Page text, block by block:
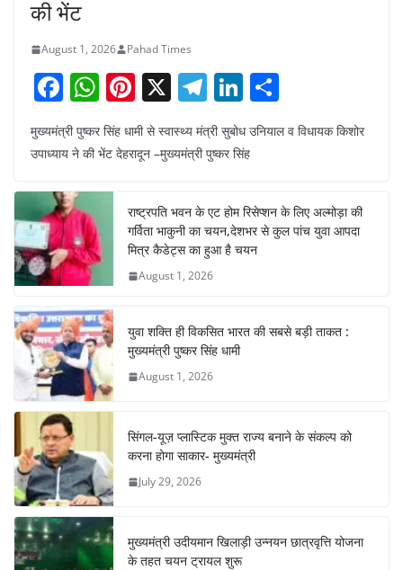
की भेंट
August 1, 2026 Pahad Times
F
a
c
b
o
o
k
W
h
at
A
p
p
Pi
nt
er
e
st
X T
el
e
gr
a
m
Li
n
k
dI
n
ar
मुख्यमंत्री पुष्कर सिंह धामी से स्वास्थ्य मंत्री सुबोध उनियाल व विधायक किशोर
उपाध्याय ने की भेंट देहरादून –मुख्यमंत्री पुष्कर सिंह
राष्ट्रपति भवन के एट होम रिसेप्शन के लिए अल्मोड़ा की
गर्विता भाकुनी का चयन,देशभर से कुल पांच युवा आपदा
मित्र कैडेट्स का हुआ है चयन
August 1, 2026
युवा शक्ति ही विकसित भारत की सबसे बड़ी ताकत :
मुख्यमंत्री पुष्कर सिंह धामी
August 1, 2026
सिंगल-यूज़ प्लास्टिक मुक्त राज्य बनाने के संकल्प को
करना होगा साकार- मुख्यमंत्री
July 29, 2026
मुख्यमंत्री उदीयमान खिलाड़ी उन्नयन छात्रवृत्ति योजना
के तहत चयन ट्रायल शुरू